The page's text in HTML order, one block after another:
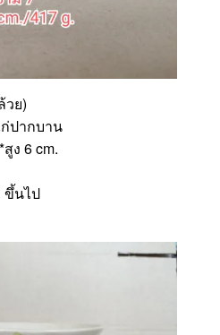
วย)
ปากบาน
ง 6 cm.
ขึ้นไป